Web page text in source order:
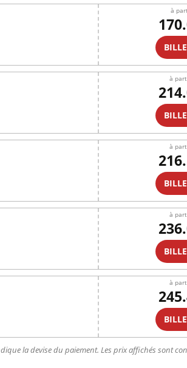
à
à
à
à
à
la devise du paiement. Les prix affichés sont